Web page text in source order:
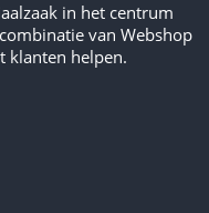
in het centrum
van Webshop
klanten helpen.